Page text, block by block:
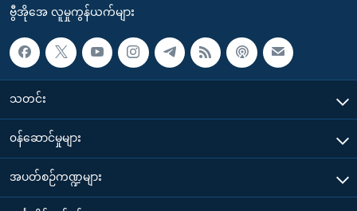
ဗွီအိုအေ လူမှုကွန်ယက်များ
သတင်း
၀န်ဆောင်မှုများ
အပတ်စဉ်ကဏ္ဍများ